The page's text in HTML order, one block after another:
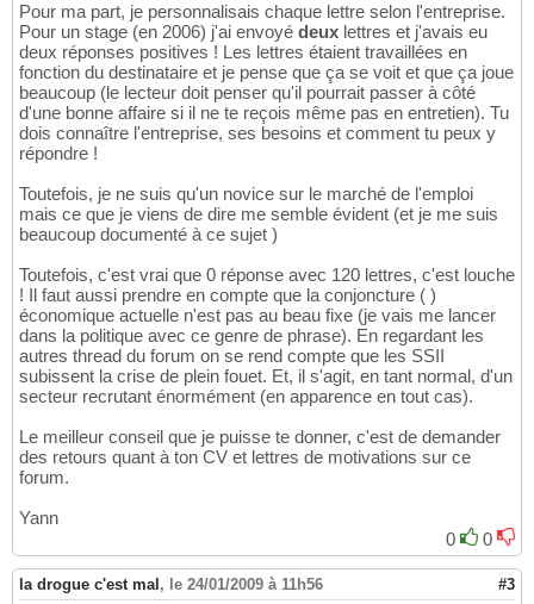
Pour ma part, je personnalisais chaque lettre selon l'entreprise.
Pour un stage (en 2006) j'ai envoyé deux lettres et j'avais eu
deux réponses positives ! Les lettres étaient travaillées en
fonction du destinataire et je pense que ça se voit et que ça joue
beaucoup (le lecteur doit penser qu'il pourrait passer à côté
d'une bonne affaire si il ne te reçois même pas en entretien). Tu
dois connaître l'entreprise, ses besoins et comment tu peux y
répondre !
Toutefois, je ne suis qu'un novice sur le marché de l'emploi
mais ce que je viens de dire me semble évident (et je me suis
beaucoup documenté à ce sujet )
Toutefois, c'est vrai que 0 réponse avec 120 lettres, c'est louche
! Il faut aussi prendre en compte que la conjoncture ( )
économique actuelle n'est pas au beau fixe (je vais me lancer
dans la politique avec ce genre de phrase). En regardant les
autres thread du forum on se rend compte que les SSII
subissent la crise de plein fouet. Et, il s'agit, en tant normal, d'un
secteur recrutant énormément (en apparence en tout cas).
Le meilleur conseil que je puisse te donner, c'est de demander
des retours quant à ton CV et lettres de motivations sur ce
forum.
Yann
0
0
la drogue c'est mal , le 24/01/2009 à 11h56 #3